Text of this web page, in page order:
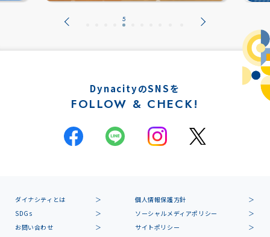
DynacityのSNSを
FOLLOW & CHECK!
ダイナシティとは
個人情報保護方針
SDGs
ソーシャルメディアポリシー
お問い合わせ
サイトポリシー